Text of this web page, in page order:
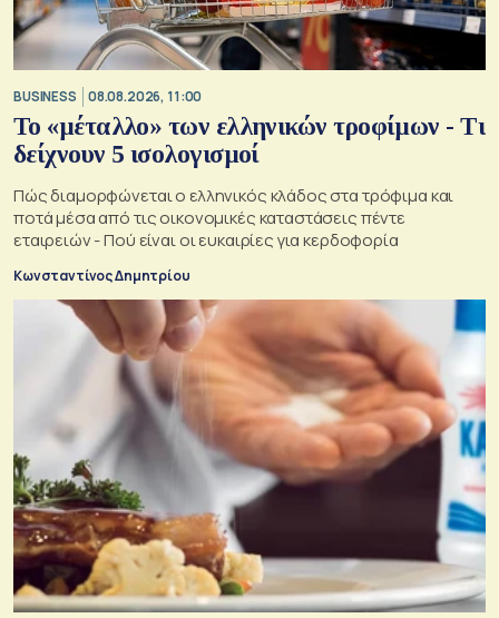
BUSINESS 08.08.2026, 11:00
Το «μέταλλο» των ελληνικών τροφίμων - Τι
δείχνουν 5 ισολογισμοί
Πώς διαμορφώνεται ο ελληνικός κλάδος στα τρόφιμα και
ποτά μέσα από τις οικονομικές καταστάσεις πέντε
εταιρειών - Πού είναι οι ευκαιρίες για κερδοφορία
Κωνσταντίνος Δημητρίου